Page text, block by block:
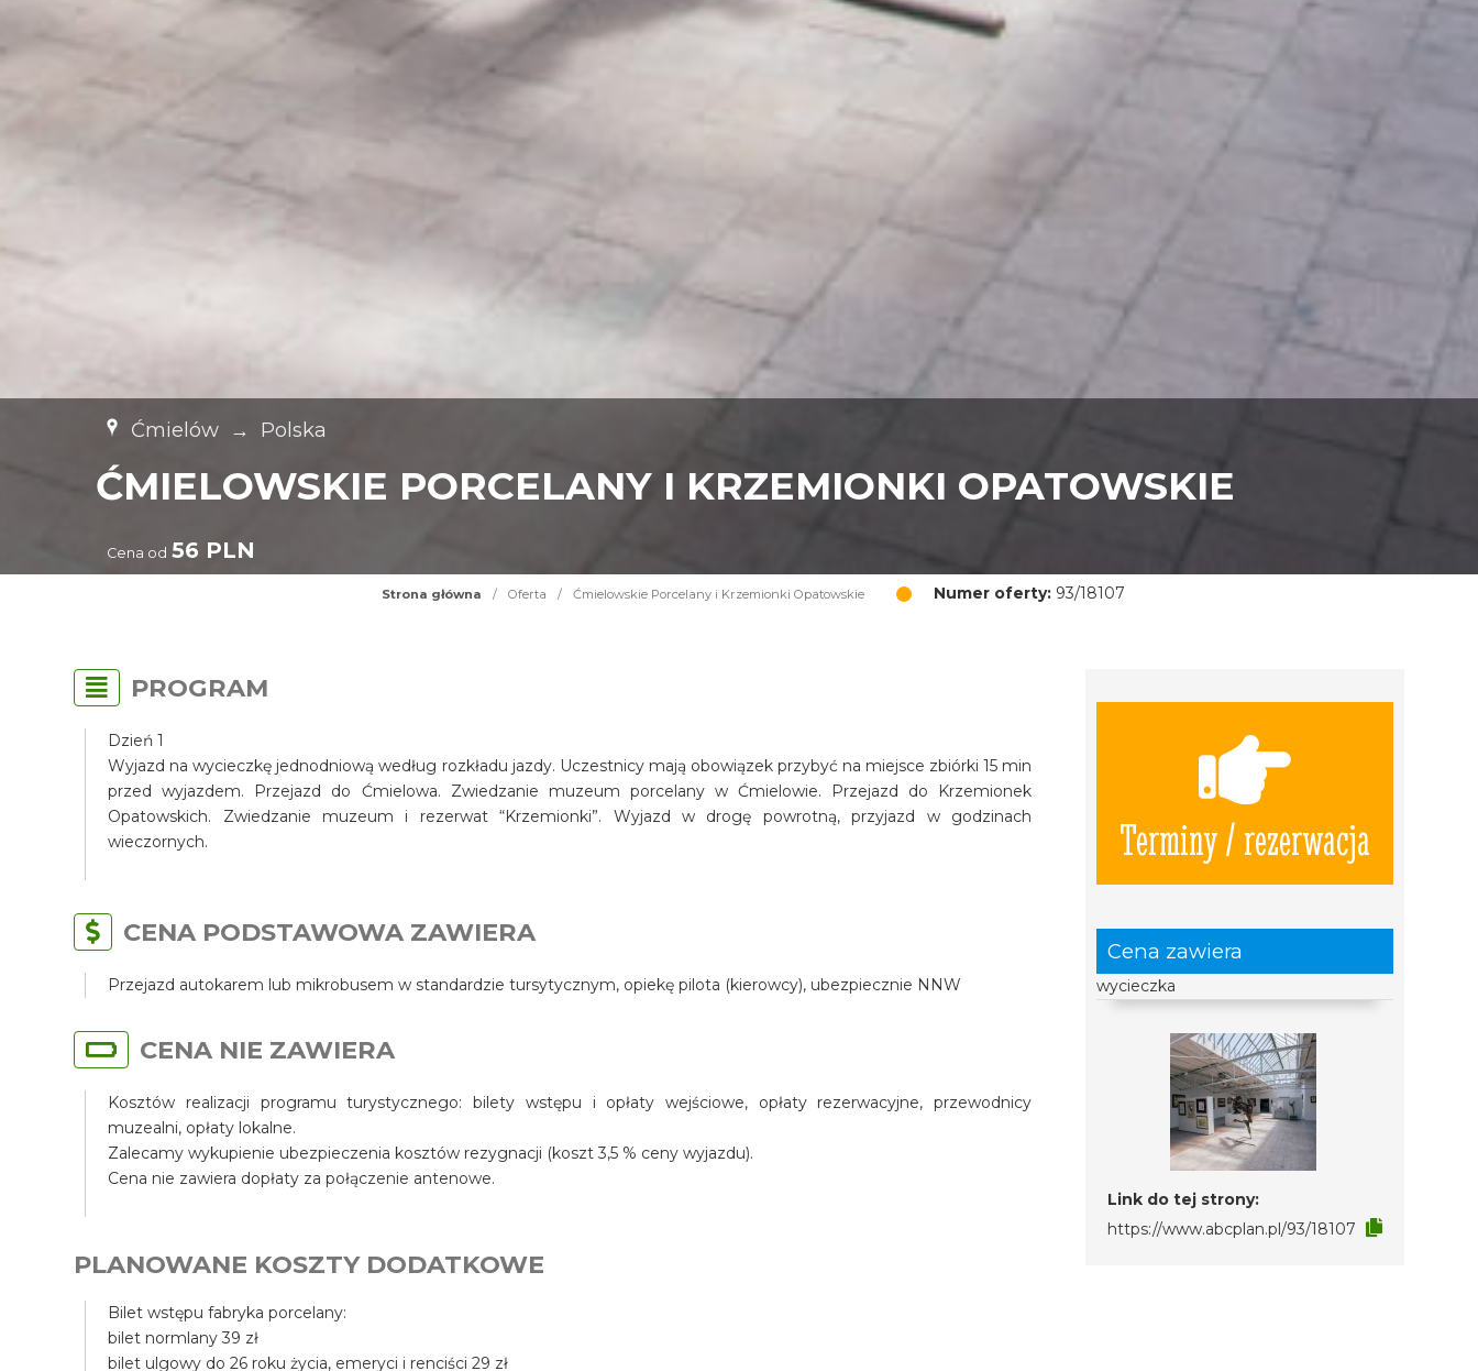
Ćmielów → Polska
ĆMIELOWSKIE PORCELANY I KRZEMIONKI OPATOWSKIE
Cena od 56 PLN
Strona główna / Oferta / Ćmielowskie Porcelany i Krzemionki Opatowskie Numer oferty:93/18107
Terminy / rezerwacja
Cena zawiera
wycieczka
Link do tej strony:
https://www.abcplan.pl/93/18107
PROGRAM
Dzień 1
Wyjazd na wycieczkę jednodniową według rozkładu jazdy. Uczestnicy mają obowiązek przybyć na miejsce zbiórki 15 min
przed wyjazdem. Przejazd do Ćmielowa. Zwiedzanie muzeum porcelany w Ćmielowie. Przejazd do Krzemionek
Opatowskich. Zwiedzanie muzeum i rezerwat “Krzemionki”. Wyjazd w drogę powrotną, przyjazd w godzinach
wieczornych.
CENA PODSTAWOWA ZAWIERA
Przejazd autokarem lub mikrobusem w standardzie tursytycznym, opiekę pilota (kierowcy), ubezpiecznie NNW
CENA NIE ZAWIERA
Kosztów realizacji programu turystycznego: bilety wstępu i opłaty wejściowe, opłaty rezerwacyjne, przewodnicy
muzealni, opłaty lokalne.
Zalecamy wykupienie ubezpieczenia kosztów rezygnacji (koszt 3,5 % ceny wyjazdu).
Cena nie zawiera dopłaty za połączenie antenowe.
PLANOWANE KOSZTY DODATKOWE
Bilet wstępu fabryka porcelany:
bilet normlany 39 zł
bilet ulgowy do 26 roku życia, emeryci i renciści 29 zł